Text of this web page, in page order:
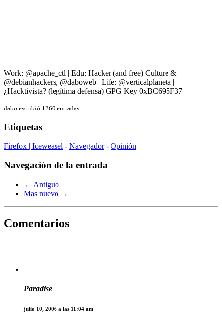
Work: @apache_ctl | Edu: Hacker (and free) Culture &
@debianhackers, @daboweb | Life: @verticalplaneta |
¿Hacktivista? (legítima defensa) GPG Key 0xBC695F37
dabo escribió 1260 entradas
Etiquetas
Firefox | Iceweasel - Navegador- Opinión
Navegación de la entrada
← Antiguo
Mas nuevo →
Comentarios
Paradise
julio 10, 2006 a las 11:04 am